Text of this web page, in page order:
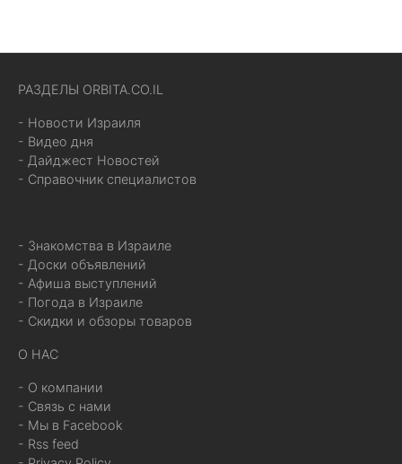
РАЗДЕЛЫ ORBITA.CO.IL
- Новости Израиля
- Видео дня
- Дайджест Новостей
- Справочник специалистов
- Знакомства в Израиле
- Доски объявлений
- Афиша выступлений
- Погода в Израиле
- Скидки и обзоры товаров
О НАС
- О компании
- Связь с нами
- Мы в Facebook
- Rss feed